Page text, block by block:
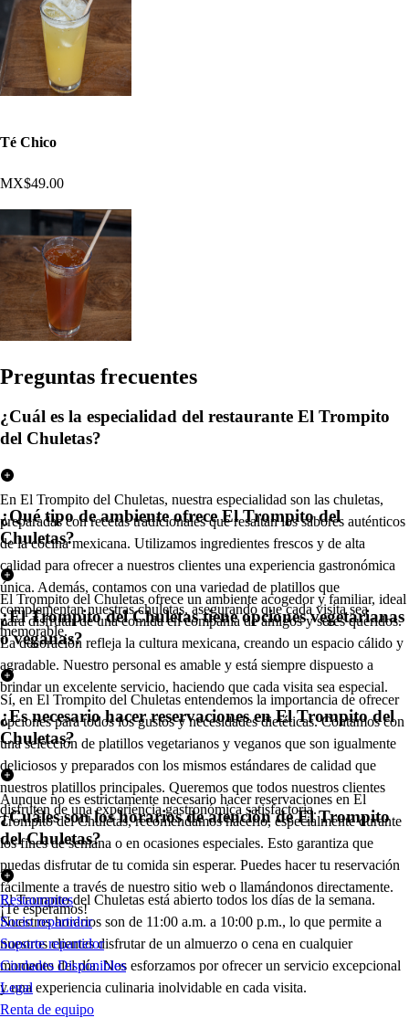
Té Chico
MX$49.00
Preguntas frecuentes
¿Cuál es la especialidad del restaurante El Trompito
del Chuletas?
En El Trompito del Chuletas, nuestra especialidad son las chuletas,
preparadas con recetas tradicionales que resaltan los sabores auténticos
de la cocina mexicana. Utilizamos ingredientes frescos y de alta
calidad para ofrecer a nuestros clientes una experiencia gastronómica
única. Además, contamos con una variedad de platillos que
complementan nuestras chuletas, asegurando que cada visita sea
memorable.
¿Qué tipo de ambiente ofrece El Trompito del
Chuletas?
El Trompito del Chuletas ofrece un ambiente acogedor y familiar, ideal
para disfrutar de una comida en compañía de amigos y seres queridos.
La decoración refleja la cultura mexicana, creando un espacio cálido y
agradable. Nuestro personal es amable y está siempre dispuesto a
brindar un excelente servicio, haciendo que cada visita sea especial.
¿El Trompito del Chuletas tiene opciones vegetarianas
o veganas?
Sí, en El Trompito del Chuletas entendemos la importancia de ofrecer
opciones para todos los gustos y necesidades dietéticas. Contamos con
una selección de platillos vegetarianos y veganos que son igualmente
deliciosos y preparados con los mismos estándares de calidad que
nuestros platillos principales. Queremos que todos nuestros clientes
disfruten de una experiencia gastronómica satisfactoria.
¿Es necesario hacer reservaciones en El Trompito del
Chuletas?
Aunque no es estrictamente necesario hacer reservaciones en El
Trompito del Chuletas, recomendamos hacerlo, especialmente durante
los fines de semana o en ocasiones especiales. Esto garantiza que
puedas disfrutar de tu comida sin esperar. Puedes hacer tu reservación
fácilmente a través de nuestro sitio web o llamándonos directamente.
¡Te esperamos!
¿Cuáles son los horarios de atención de El Trompito
del Chuletas?
El Trompito del Chuletas está abierto todos los días de la semana.
Nuestros horarios son de 11:00 a.m. a 10:00 p.m., lo que permite a
nuestros clientes disfrutar de un almuerzo o cena en cualquier
momento del día. Nos esforzamos por ofrecer un servicio excepcional
y una experiencia culinaria inolvidable en cada visita.
Restaurantes
Socio repartidor
Soporte repartidor
Ciudades Disponibles
Legal
Renta de equipo